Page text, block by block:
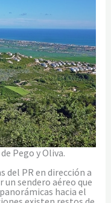
Pego y Oliva.
del PR en dirección a
sendero aéreo que
hacia el